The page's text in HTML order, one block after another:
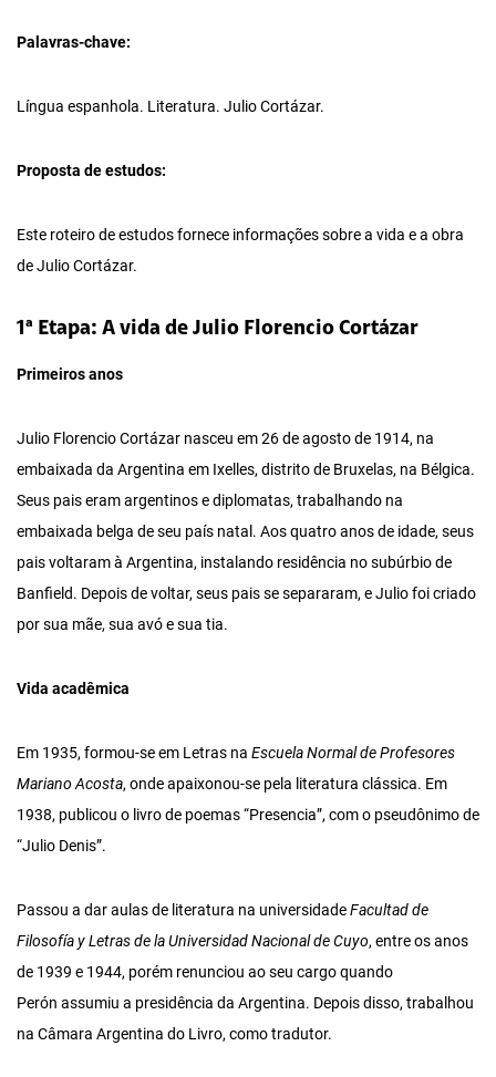
Palavras-chave:
Língua espanhola. Literatura. Julio Cortázar.
Proposta de estudos:
Este roteiro de estudos fornece informações sobre a vida e a obra
de Julio Cortázar.
1ª Etapa: A vida de Julio Florencio Cortázar
Primeiros anos
Julio Florencio Cortázar nasceu em 26 de agosto de 1914, na
embaixada da Argentina em Ixelles, distrito de Bruxelas, na Bélgica.
Seus pais eram argentinos e diplomatas, trabalhando na
embaixada belga de seu país natal. Aos quatro anos de idade, seus
pais voltaram à Argentina, instalando residência no subúrbio de
Banfield. Depois de voltar, seus pais se separaram, e Julio foi criado
por sua mãe, sua avó e sua tia.
Vida acadêmica
Em 1935, formou-se em Letras na Escuela Normal de Profesores
Mariano Acosta, onde apaixonou-se pela literatura clássica. Em
1938, publicou o livro de poemas “Presencia”, com o pseudônimo de
“Julio Denis”.
Passou a dar aulas de literatura na universidadeFacultad de
Filosofía y Letras de la Universidad Nacional de Cuyo, entre os anos
de 1939 e 1944, porém renunciou ao seu cargo quando
Perón assumiu a presidência da Argentina. Depois disso, trabalhou
na Câmara Argentina do Livro, como tradutor.